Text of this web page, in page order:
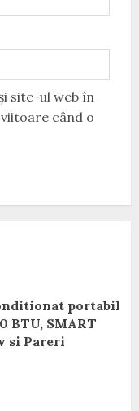
site-ul web în
când o
portabil
BTU, SMART
si Pareri